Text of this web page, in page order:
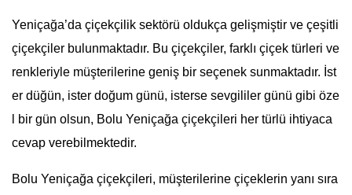
Yeniçağa’da çiçekçilik sektörü oldukça gelişmiştir ve çeşitli
çiçekçiler bulunmaktadır. Bu çiçekçiler, farklı çiçek türleri ve
renkleriyle müşterilerine geniş bir seçenek sunmaktadır. İst
er düğün, ister doğum günü, isterse sevgililer günü gibi öze
l bir gün olsun, Bolu Yeniçağa çiçekçileri her türlü ihtiyaca
cevap verebilmektedir.
Bolu Yeniçağa çiçekçileri, müşterilerine çiçeklerin yanı sıra